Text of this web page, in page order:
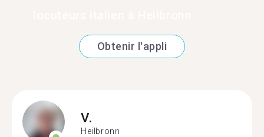
Obtenir l'appli
V.
Heilbronn